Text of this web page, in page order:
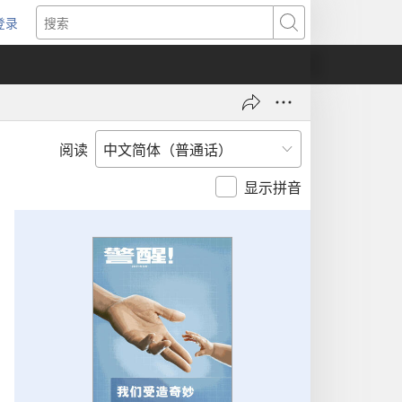
录
打
搜
索
阅读
显示拼音